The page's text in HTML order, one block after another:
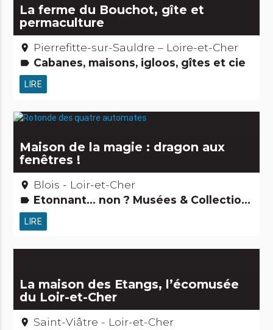
La ferme du Bouchot, gîte et
permaculture
place Pierrefitte-sur-Sauldre – Loire-et-Cher
label Cabanes, maisons, igloos, gîtes et cie
LIRE
Maison de la magie : dragon aux
fenêtres !
place Blois - Loir-et-Cher
label Etonnant... non ? Musées & Collections Jardins, activités de découverte et de loisirs Gens d'ici Petits métiers
LIRE
La maison des Etangs, l’écomusée
du Loir-et-Cher
place Saint-Viâtre - Loir-et-Cher